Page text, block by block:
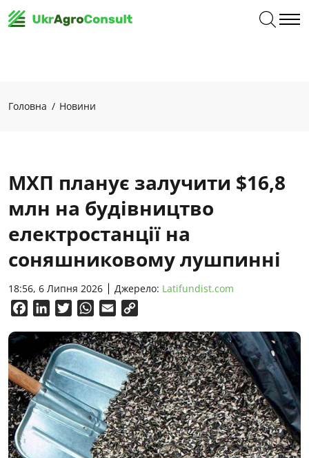
Головна Новини
МХП планує залучити $16,8
млн на будівництво
електростанції на
соняшниковому лушпинні
18:56, 6 Липня 2026 Джерело: Latifundist.com
FacebookLinkedInTwitterWhatsApp
Email